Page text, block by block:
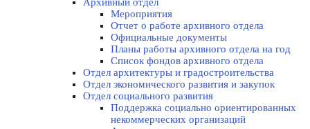
Мероприятия
Отчет о работе архивного отдела
Официальные документы
Планы работы архивного отдела на год
Список фондов архивного отдела
Отдел архитектуры и градостроительства
Отдел экономического развития и закупок
Отдел социального развития
Поддержка социально ориентированных
некоммерческих организаций